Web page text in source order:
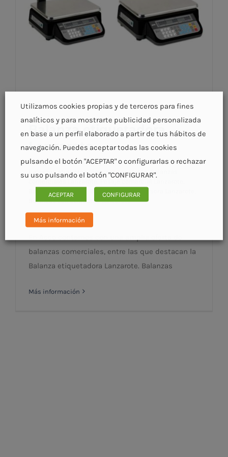
Balanza etiquetadora Lanzarote
Balanza etiquetadora
Lanzarote
Categorías:Balanza etiquetadora Lanzarote | Etiquetas:
balanzas etiquetas térmicas Lanzarote,Balanzas
comerciales Lanzarote
Balanzas Lanzarote
Balanzas con impresora Lanzarote
Balanzas con etiquetas Lanzarote
balanzas comerciales, entre las que destacan la
Balanza etiquetadora Lanzarote. Balanzas
Más información
Utilizamos cookies propias y de terceros para fines
analíticos y para mostrarte publicidad personalizada
en base a un perfil elaborado a partir de tus hábitos de
navegación. Puedes aceptar todas las cookies
pulsando el botón "ACEPTAR" o configurarlas o rechazar
su uso pulsando el botón "CONFIGURAR".
ACEPTAR CONFIGURAR
Más información